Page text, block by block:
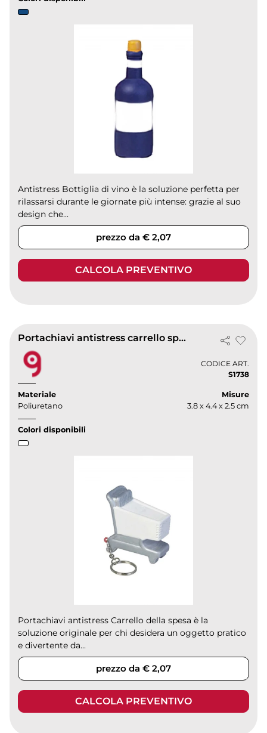
Antistress Bottiglia di vino è la soluzione perfetta per
rilassarsi durante le giornate più intense: grazie al suo
design che...
prezzo da € 2,07
CALCOLA PREVENTIVO
Portachiavi antistress carrello spesa in poliuretano espanso 10g
CODICE ART.
S1738
Materiale
Poliuretano
Misure
3.8 x 4.4 x 2.5 cm
Colori disponibili
Portachiavi antistress Carrello della spesa è la
soluzione originale per chi desidera un oggetto pratico
e divertente da...
prezzo da € 2,07
CALCOLA PREVENTIVO